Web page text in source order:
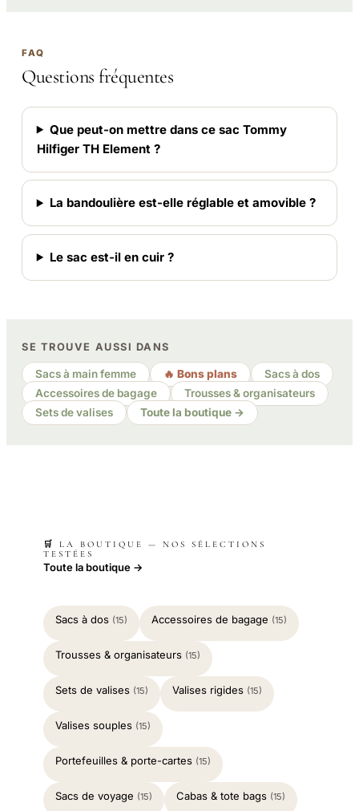
FAQ
Questions fréquentes
Que peut-on mettre dans ce sac Tommy
Hilfiger TH Element ?
La bandoulière est-elle réglable et amovible ?
Le sac est-il en cuir ?
SE TROUVE AUSSI DANS
Sacs à main femme 🔥 Bons plans
Sacs à dos
Accessoires de bagage
Trousses & organisateurs
Sets de valises
Toute la boutique →
🛒 LA BOUTIQUE — NOS SÉLECTIONS
TESTÉES
Toute la boutique →
Sacs à dos (15) Accessoires de bagage (15)
Trousses & organisateurs (15)
Sets de valises (15) Valises rigides (15)
Valises souples (15)
Portefeuilles & porte-cartes (15)
Sacs de voyage (15) Cabas & tote bags (15)